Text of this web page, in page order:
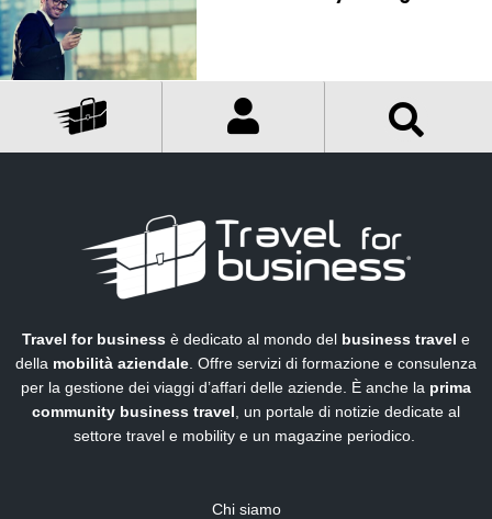
Travel for business è dedicato al mondo del business travel e
della mobilità aziendale. Offre servizi di formazione e consulenza
per la gestione dei viaggi d’affari delle aziende. È anche la prima
community business travel, un portale di notizie dedicate al
settore travel e mobility e un magazine periodico.
Chi siamo